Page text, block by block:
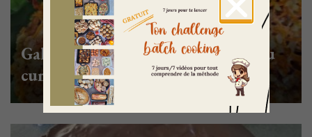
Galettes de boulgour et carottes au
cumin